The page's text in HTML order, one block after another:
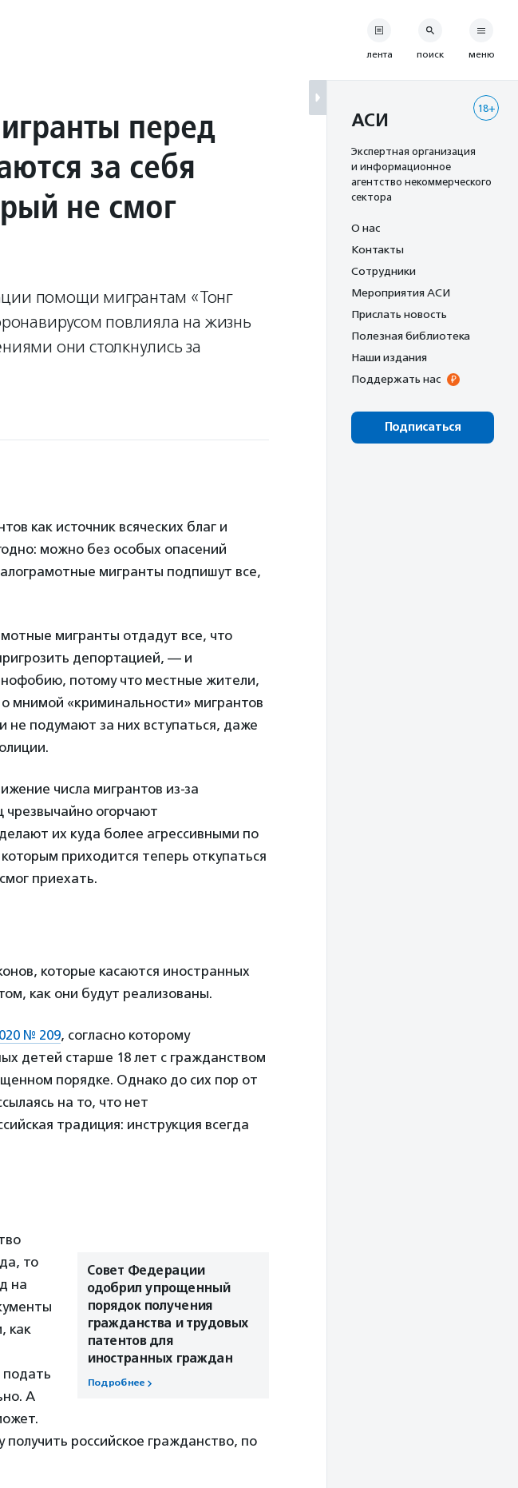
перед
за себя
не смог
помощи мигрантам «Тонг
повлияла на жизнь
они столкнулись за
как источник всяческих благ и
можно без особых опасений
мигранты подпишут все,
мигранты отдадут все, что
депортацией, — и
потому что местные жители,
мнимой «криминальности» мигрантов
подумают за них вступаться, даже
числа мигрантов из-за
чрезвычайно огорчают
их куда более агрессивными по
приходится теперь откупаться
приехать.
которые касаются иностранных
как они будут реализованы.
№ 209, согласно которому
детей старше 18 лет с гражданством
порядке. Однако до сих пор от
на то, что нет
традиция: инструкция всегда
Совет Федерации
одобрил упрощенный
порядок получения
гражданства и трудовых
патентов для
иностранных граждан
Подробнее
то
на
как
подать
А
российское гражданство, по
лента поиск меню
18+
АСИ
Экспертная организация
и информационное
агентство некоммерческого
сектора
О нас
Контакты
Сотрудники
Мероприятия АСИ
Прислать новость
Полезная библиотека
Наши издания
Поддержать нас
Подписаться